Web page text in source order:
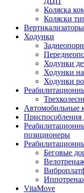
Коляска
Коляски
Ходунки
Ходунки
Ходунки на
Ходунки
Автомобильные
Приспособления
позиционеры
Беговые
VitaMove